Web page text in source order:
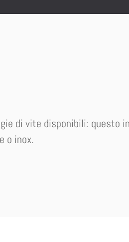
di vite disponibili: questo
o inox.